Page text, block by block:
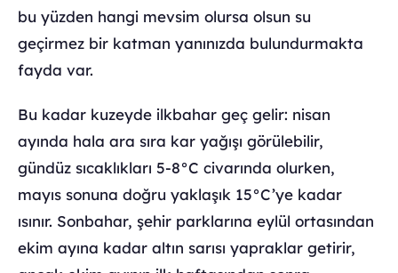
bu yüzden hangi mevsim olursa olsun su
geçirmez bir katman yanınızda bulundurmakta
fayda var.
Bu kadar kuzeyde ilkbahar geç gelir: nisan
ayında hala ara sıra kar yağışı görülebilir,
gündüz sıcaklıkları 5-8°C civarında olurken,
mayıs sonuna doğru yaklaşık 15°C’ye kadar
ısınır. Sonbahar, şehir parklarına eylül ortasından
ekim ayına kadar altın sarısı yapraklar getirir,